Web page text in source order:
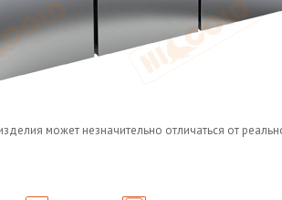
может незначительно отличаться от